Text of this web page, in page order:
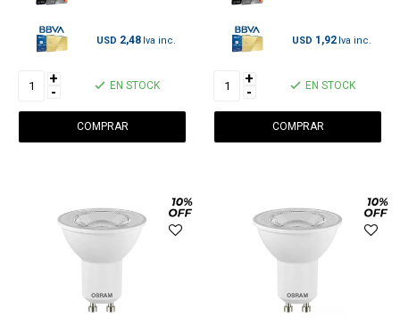
USD 2,48
+
- EN STOCK
USD 1,92
+
- EN STOCK